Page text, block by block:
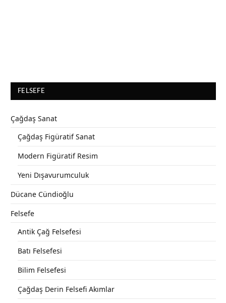
FELSEFE
Çağdaş Sanat
Çağdaş Figüratif Sanat
Modern Figüratif Resim
Yeni Dışavurumculuk
Dücane Cündioğlu
Felsefe
Antik Çağ Felsefesi
Batı Felsefesi
Bilim Felsefesi
Çağdaş Derin Felsefi Akımlar